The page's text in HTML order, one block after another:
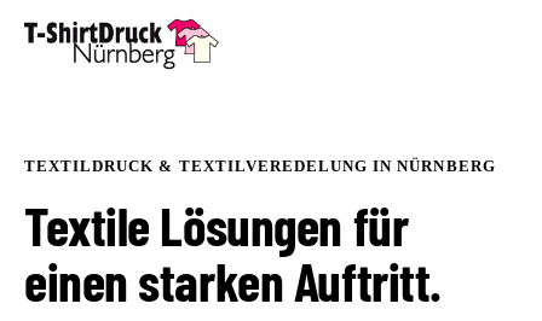
TEXTILDRUCK & TEXTILVEREDELUNG IN NÜRNBERG
Textile Lösungen für
einen starken Auftritt.